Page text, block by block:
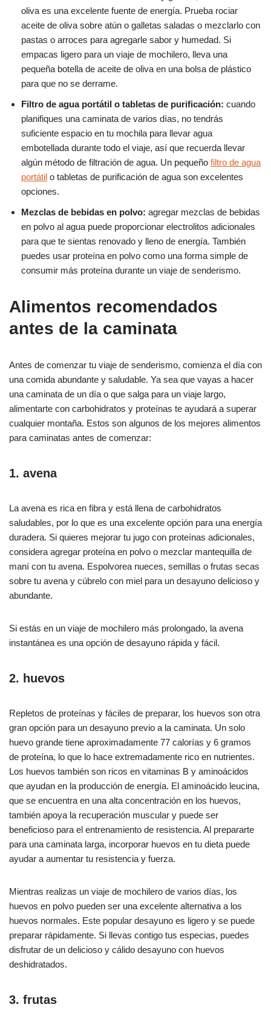
oliva es una excelente fuente de energía. Prueba rociar
aceite de oliva sobre atún o galletas saladas o mezclarlo con
pastas o arroces para agregarle sabor y humedad. Si
empacas ligero para un viaje de mochilero, lleva una
pequeña botella de aceite de oliva en una bolsa de plástico
para que no se derrame.
Filtro de agua portátil o tabletas de purificación: cuando
planifiques una caminata de varios días, no tendrás
suficiente espacio en tu mochila para llevar agua
embotellada durante todo el viaje, así que recuerda llevar
algún método de filtración de agua. Un pequeño filtro de agua
portátil o tabletas de purificación de agua son excelentes
opciones.
Mezclas de bebidas en polvo: agregar mezclas de bebidas
en polvo al agua puede proporcionar electrolitos adicionales
para que te sientas renovado y lleno de energía. También
puedes usar proteína en polvo como una forma simple de
consumir más proteína durante un viaje de senderismo.
Alimentos recomendados
antes de la caminata
Antes de comenzar tu viaje de senderismo, comienza el día con
una comida abundante y saludable. Ya sea que vayas a hacer
una caminata de un día o que salga para un viaje largo,
alimentarte con carbohidratos y proteínas te ayudará a superar
cualquier montaña. Estos son algunos de los mejores alimentos
para caminatas antes de comenzar:
1. avena
La avena es rica en fibra y está llena de carbohidratos
saludables, por lo que es una excelente opción para una energía
duradera. Si quieres mejorar tu jugo con proteínas adicionales,
considera agregar proteína en polvo o mezclar mantequilla de
maní con tu avena. Espolvorea nueces, semillas o frutas secas
sobre tu avena y cúbrelo con miel para un desayuno delicioso y
abundante.
Si estás en un viaje de mochilero más prolongado, la avena
instantánea es una opción de desayuno rápida y fácil.
2. huevos
Repletos de proteínas y fáciles de preparar, los huevos son otra
gran opción para un desayuno previo a la caminata. Un solo
huevo grande tiene aproximadamente 77 calorías y 6 gramos
de proteína, lo que lo hace extremadamente rico en nutrientes.
Los huevos también son ricos en vitaminas B y aminoácidos
que ayudan en la producción de energía. El aminoácido leucina,
que se encuentra en una alta concentración en los huevos,
también apoya la recuperación muscular y puede ser
beneficioso para el entrenamiento de resistencia. Al prepararte
para una caminata larga, incorporar huevos en tu dieta puede
ayudar a aumentar tu resistencia y fuerza.
Mientras realizas un viaje de mochilero de varios días, los
huevos en polvo pueden ser una excelente alternativa a los
huevos normales. Este popular desayuno es ligero y se puede
preparar rápidamente. Si llevas contigo tus especias, puedes
disfrutar de un delicioso y cálido desayuno con huevos
deshidratados.
3. frutas